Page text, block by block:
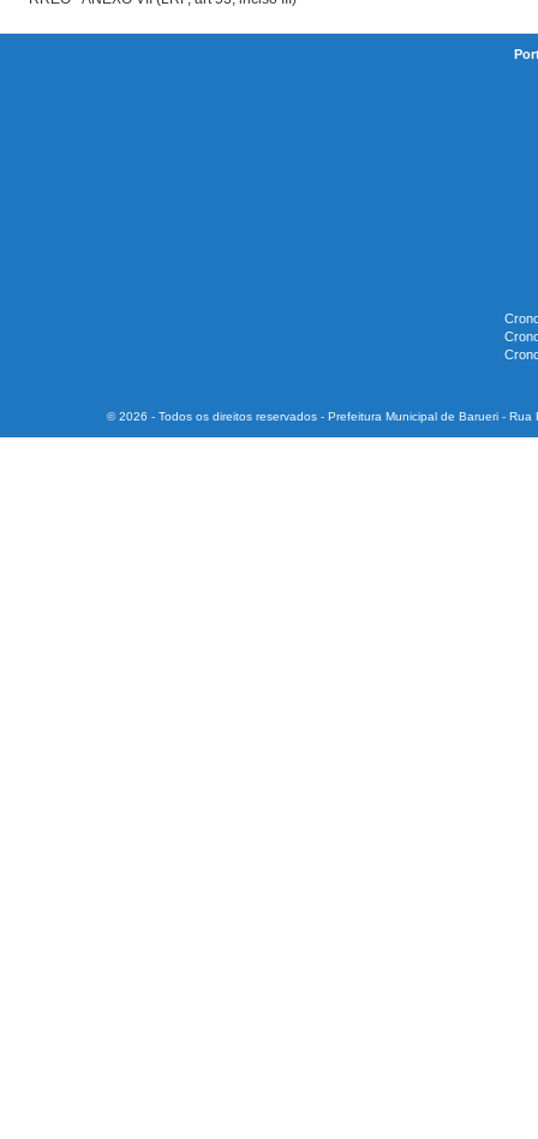
© 2026 - Todos os direitos reservados - Prefeitura Municipal de Barueri -